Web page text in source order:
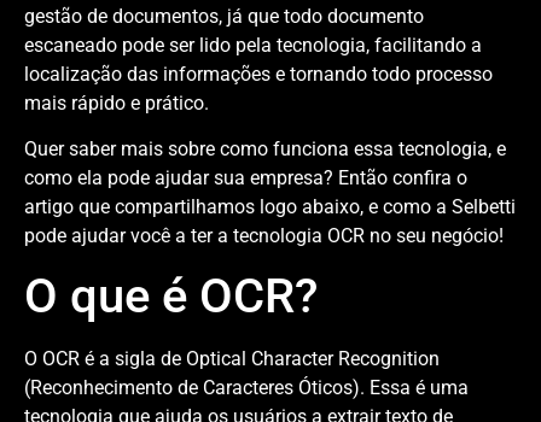
gestão de documentos, já que todo documento
escaneado pode ser lido pela tecnologia, facilitando a
localização das informações e tornando todo processo
mais rápido e prático.
Quer saber mais sobre como funciona essa tecnologia, e
como ela pode ajudar sua empresa? Então confira o
artigo que compartilhamos logo abaixo, e como a Selbetti
pode ajudar você a ter a tecnologia OCR no seu negócio!
O que é OCR?
O OCR é a sigla de Optical Character Recognition
(Reconhecimento de Caracteres Óticos). Essa é uma
tecnologia que ajuda os usuários a extrair texto de